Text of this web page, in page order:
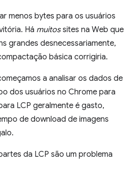
menos bytes para os usuários
Há muitossites na Web que
grandes desnecessariamente,
básica corrigiria.
a analisar os dados de
dos usuários no Chrome para
LCP geralmente é gasto,
de download de imagens
da LCP são um problema